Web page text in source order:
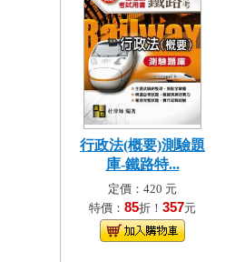
行政法(概要)測驗題
庫-鐵路特...
定價：420 元
特價： 85折！ 357元